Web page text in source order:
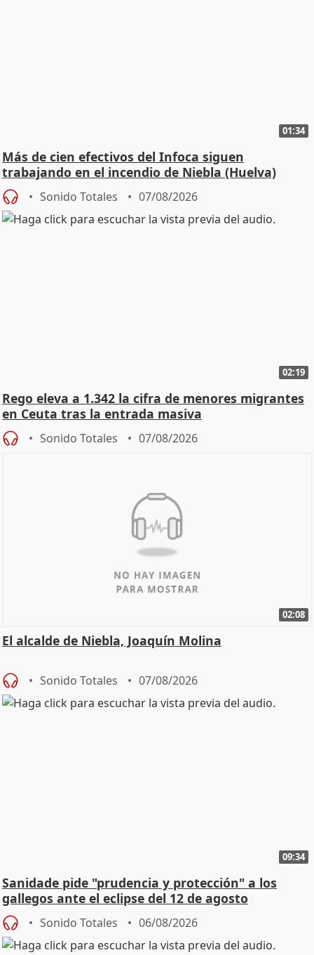
01:34
Más de cien efectivos del Infoca siguen
trabajando en el incendio de Niebla (Huelva)
Sonido Totales 07/08/2026
02:19
Rego eleva a 1.342 la cifra de menores migrantes
en Ceuta tras la entrada masiva
Sonido Totales 07/08/2026
02:08
El alcalde de Niebla, Joaquín Molina
Sonido Totales 07/08/2026
09:34
Sanidade pide "prudencia y protección" a los
gallegos ante el eclipse del 12 de agosto
Sonido Totales 06/08/2026